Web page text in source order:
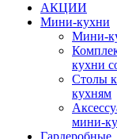
АКЦИИ
Мини-кухни
Мини-
кухни
Столы
кухням
мини-
Гардеробные